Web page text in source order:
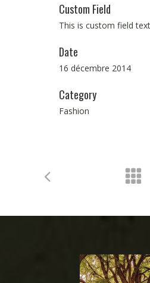
Custom Field
This is custom field text
Date
16 décembre 2014
Category
Fashion